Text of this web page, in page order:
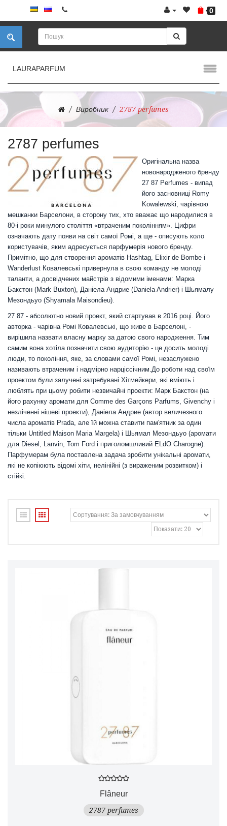
0
LAURAPARFUM
Виробник 2787 perfumes
2787 perfumes
Оригінальна назва
новонародженого бренду
27 87 Perfumes - випад
його засновниці Romy
Kowalewski, чарівною
мешканки Барселони, в сторону тих, хто вважає що народилися в
80-і роки минулого століття «втраченим поколінням». Цифри
означають дату появи на світ самої Ромі, а ще - описують коло
користувачів, яким адресується парфумерія нового бренду.
Примітно, що для створення ароматів Hashtag, Elixir de Bombe і
Wanderlust Ковалевські привернула в свою команду не молоді
таланти, а досвідчених майстрів з відомими іменами: Марка
Бакстон (Mark Buxton), Даніела Андрие (Daniela Andrier) і Шьямалу
Мезондьyo (Shyamala Maisondieu).
27 87 - абсолютно новий проект, який стартував в 2016 році. Його
авторка - чарівна Ромі Ковалевські, що живе в Барселоні, -
вирішила назвати власну марку за датою свого народження. Тим
самим вона хотіла позначити свою аудиторію - це досить молоді
люди, то покоління, яке, за словами самої Ромі, незаслужено
називають втраченим і надмірно нарціссічним. До роботи над своїм
проектом були залучені затребувані Хітмейкери, які вміють і
люблять при цьому робити незвичайні проекти: Марк Бакстон (на
його рахунку аромати для Comme des Garçons Parfums, Givenchy і
незліченні нішеві проекти), Даніела Андрие (автор величезного
числа ароматів Prada, але їй можна ставити пам'ятник за один
тільки Untitled Maison Maria Margela) і Шьямал Мезондьyo (аромати
для Diesel, Lanvin, Tom Ford і приголомшливий ELdO Charogne).
Парфумерам була поставлена ​​задача зробити унікальні аромати,
які не копіюють відомі хіти, нелінійні (з вираженим розвитком) і
стійкі.
Flâneur
2787 perfumes